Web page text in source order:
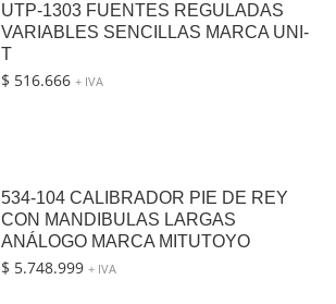
UTP-1303 FUENTES REGULADAS
VARIABLES SENCILLAS MARCA UNI-
T
$ 516.666 + IVA
534-104 CALIBRADOR PIE DE REY
CON MANDIBULAS LARGAS
ANÁLOGO MARCA MITUTOYO
$ 5.748.999 + IVA